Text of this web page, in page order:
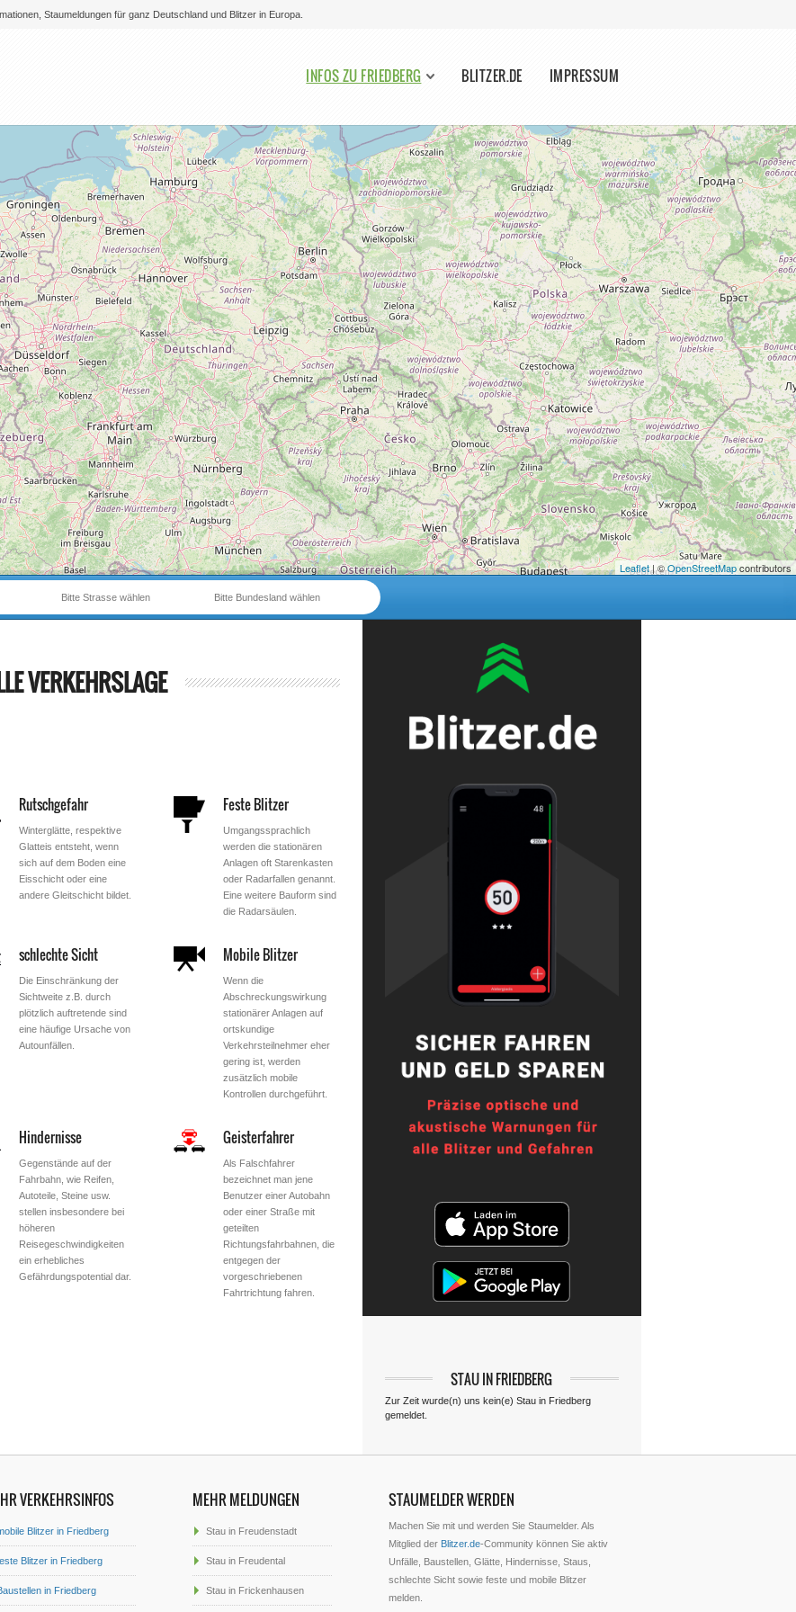
Staumeldungen für ganz Deutschland und Blitzer in Europa.
Bitte auswählen
INFOS ZU FRIEDBERG BLITZER.DE IMPRESSUM
Leaflet| ©OpenStreetMapcontributors
Bitte Bundesland wählen
Bitte Strasse wählen
VERKEHRSLAGE
Rutschgefahr
Winterglätte, respektive
Glatteis entsteht, wenn
sich auf dem Boden eine
Eisschicht oder eine
andere Gleitschicht bildet.
Feste Blitzer
Umgangssprachlich
werden die stationären
Anlagen oft Starenkasten
oder Radarfallen genannt.
Eine weitere Bauform sind
die Radarsäulen.
schlechte Sicht
Die Einschränkung der
Sichtweite z.B. durch
plötzlich auftretende sind
eine häufige Ursache von
Autounfällen.
Mobile Blitzer
Wenn die
Abschreckungswirkung
stationärer Anlagen auf
ortskundige
Verkehrsteilnehmer eher
gering ist, werden
zusätzlich mobile
Kontrollen durchgeführt.
Hindernisse
Gegenstände auf der
Fahrbahn, wie Reifen,
Autoteile, Steine usw.
stellen insbesondere bei
höheren
Reisegeschwindigkeiten
ein erhebliches
Gefährdungspotential dar.
Geisterfahrer
Als Falschfahrer
bezeichnet man jene
Benutzer einer Autobahn
oder einer Straße mit
geteilten
Richtungsfahrbahnen, die
entgegen der
vorgeschriebenen
Fahrtrichtung fahren.
STAU IN FRIEDBERG
Zur Zeit wurde(n) uns kein(e) Stau in Friedberg
gemeldet.
VERKEHRSINFOS
Blitzer in Friedberg
Blitzer in Friedberg
in Friedberg
MEHR MELDUNGEN
Stau in Freudenstadt
Stau in Freudental
Stau in Frickenhausen
STAUMELDER WERDEN
Machen Sie mit und werden Sie Staumelder. Als
Mitglied der Blitzer.de-Community können Sie aktiv
Unfälle, Baustellen, Glätte, Hindernisse, Staus,
schlechte Sicht sowie feste und mobile Blitzer
melden.